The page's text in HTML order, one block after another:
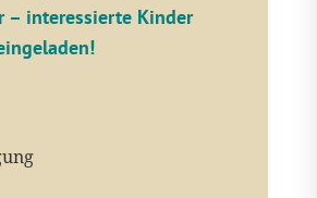
– interessierte Kinder